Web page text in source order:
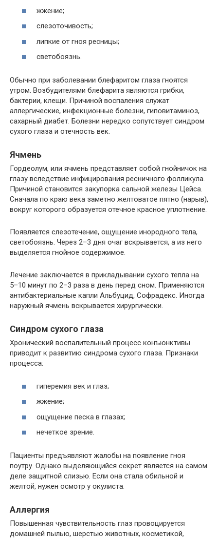
жжение;
слезоточивость;
липкие от гноя ресницы;
светобоязнь.
Обычно при заболевании блефаритом глаза гноятся
утром. Возбудителями блефарита являются грибки,
бактерии, клещи. Причиной воспаления служат
аллергические, инфекционные болезни, гиповитаминоз,
сахарный диабет. Болезни нередко сопутствует синдром
сухого глаза и отечность век.
Ячмень
Гордеолум, или ячмень представляет собой гнойничок на
глазу вследствие инфицирования ресничного фолликула.
Причиной становится закупорка сальной железы Цейса.
Сначала по краю века заметно желтоватое пятно (нарыв),
вокруг которого образуется отечное красное уплотнение.
Появляется слезотечение, ощущение инородного тела,
светобоязнь. Через 2–3 дня очаг вскрывается, а из него
выделяется гнойное содержимое.
Лечение заключается в прикладывании сухого тепла на
5–10 минут по 2–3 раза в день перед сном. Применяются
антибактериальные капли Альбуцид, Софрадекс. Иногда
наружный ячмень вскрывается хирургически.
Синдром сухого глаза
Хронический воспалительный процесс конъюнктивы
приводит к развитию синдрома сухого глаза. Признаки
процесса:
гиперемия век и глаз;
жжение;
ощущение песка в глазах;
нечеткое зрение.
Пациенты предъявляют жалобы на появление гноя
поутру. Однако выделяющийся секрет является на самом
деле защитной слизью. Если она стала обильной и
желтой, нужен осмотр у окулиста.
Аллергия
Повышенная чувствительность глаз провоцируется
домашней пылью, шерстью животных, косметикой,